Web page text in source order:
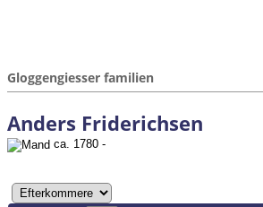
Gloggengiesser familien
Anders Friderichsen
ca. 1780 -